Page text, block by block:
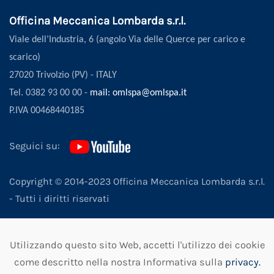
Officina Meccanica Lombarda s.r.l.
Viale dell’Industria, 6 (angolo Via delle Querce per carico e
scarico)
27020 Trivolzio (PV) - ITALY
Tel. 0382 93 00 00 - mail: omlspa@omlspa.it
P.IVA 00468440185
Seguici su:
Copyright © 2014-2023 Officina Meccanica Lombarda s.r.l.
- Tutti i diritti riservati
|
Utilizzando questo sito Web, accetti l'utilizzo dei cookie
come descritto nella nostra Informativa sulla privacy.